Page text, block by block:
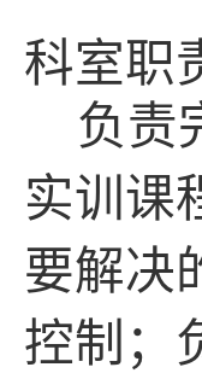
科室职
负责
实训课
要解决
控制；